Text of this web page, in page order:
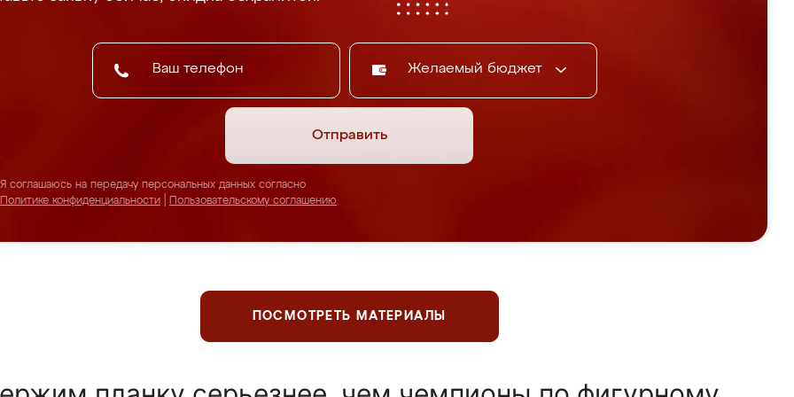
Желаемый бюджет
Отправить
Я соглашаюсь на передачу персональных данных согласно
Политике конфиденциальности
Пользовательскому соглашению
ПОСМОТРЕТЬ МАТЕРИАЛЫ